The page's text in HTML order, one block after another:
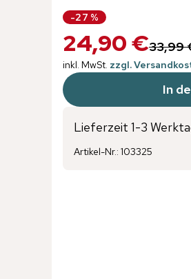
-27 %
24,90 €33,99
inkl. MwSt. zzgl.
In
Lieferzeit 1-3
Artikel-Nr.: 103325